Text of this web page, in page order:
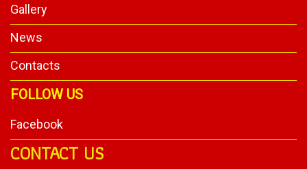
Gallery
News
Contacts
FOLLOW US
Facebook
CONTACT US